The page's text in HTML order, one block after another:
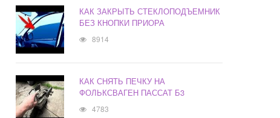
КАК ЗАКРЫТЬ СТЕКЛОПОДЪЕМНИК
БЕЗ КНОПКИ ПРИОРА
8914
КАК СНЯТЬ ПЕЧКУ НА
ФОЛЬКСВАГЕН ПАССАТ Б3
4783